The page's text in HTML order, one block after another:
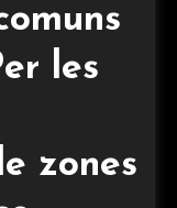
les
zones